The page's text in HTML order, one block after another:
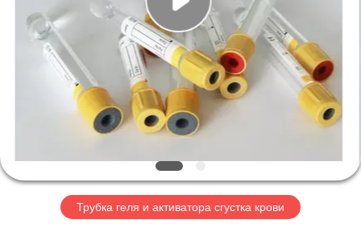
ПУТЕШЕСТВИЕ
ФАБРИКИ
ПРОВЕРКА
КАЧЕСТВА
СВЯЖИТЕСЬ
МЫ
Трубка геля и активатора сгустка крови